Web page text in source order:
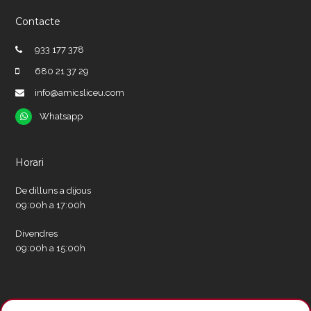
Contacte
933 177 378
680 21 37 29
info@amicsliceu.com
Whatsapp
Whatsapp
Horari
De dilluns a dijous
09:00h a 17:00h
Divendres
09:00h a 15:00h
Xarxes socials